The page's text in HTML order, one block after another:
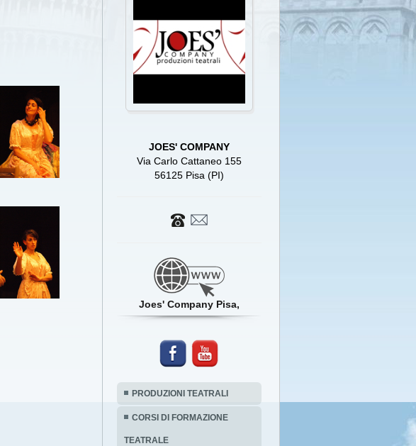
JOES' COMPANY
Via Carlo Cattaneo 155
56125 Pisa (PI)
Joes' Company Pisa,
PRODUZIONI TEATRALI
CORSI DI FORMAZIONE
TEATRALE